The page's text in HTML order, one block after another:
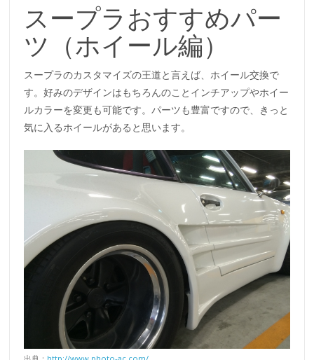
スープラおすすめパー
ツ（ホイール編）
スープラのカスタマイズの王道と言えば、ホイール交換で
す。好みのデザインはもちろんのことインチアップやホイー
ルカラーを変更も可能です。パーツも豊富ですので、きっと
気に入るホイールがあると思います。